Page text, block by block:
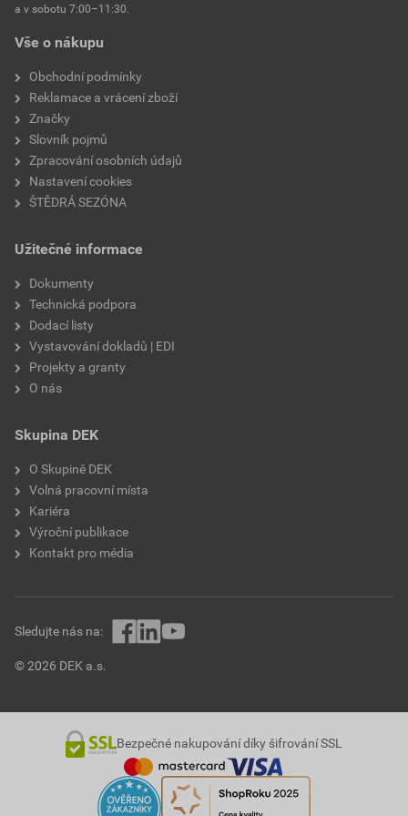
spotřeba
hmotnost
plošná hmotnost
minimální sklon
bezpečný sklon
počet ks na paletě
výrobce
Vše o nákupu
Obchodní podmínky
Reklamace a vrácení zboží
Značky
Slovník pojmů
Zpracování osobních údajů
Nastavení cookies
ŠTĚDRÁ SEZÓNA
Užitečné informace
Dokumenty
Technická podpora
Dodací listy
Vystavování dokladů | EDI
Projekty a granty
O nás
Skupina DEK
O Skupině DEK
Volná pracovní místa
Kariéra
Výroční publikace
Kontakt pro média
a v sobotu 7:00–11:30.
© 2026 DEK a.s.
Sledujte nás na:
Bezpečné nakupování díky šifrování SSL